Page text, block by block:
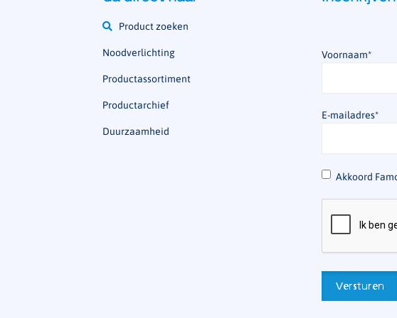
Product zoeken
Noodverlichting
Productassortiment
Productarchief
Duurzaamheid
Voornaam*
E-mailadres*
* Akkoord